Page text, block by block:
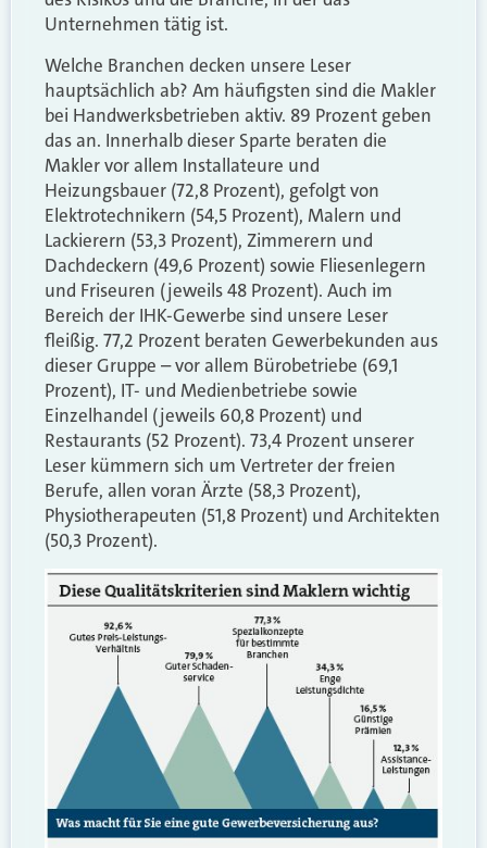
Unternehmen tätig ist.
Welche Branchen decken unsere Leser
hauptsächlich ab? Am häufigsten sind die Makler
bei Handwerksbetrieben aktiv. 89 Prozent geben
das an. Innerhalb dieser Sparte beraten die
Makler vor allem Installateure und
Heizungsbauer (72,8 Prozent), gefolgt von
Elektrotechnikern (54,5 Prozent), Malern und
Lackierern (53,3 Prozent), Zimmerern und
Dachdeckern (49,6 Prozent) sowie Fliesenlegern
und Friseuren (jeweils 48 Prozent). Auch im
Bereich der IHK-Gewerbe sind unsere Leser
fleißig. 77,2 Prozent beraten Gewerbekunden aus
dieser Gruppe – vor allem Bürobetriebe (69,1
Prozent), IT- und Medienbetriebe sowie
Einzelhandel (jeweils 60,8 Prozent) und
Restaurants (52 Prozent). 73,4 Prozent unserer
Leser kümmern sich um Vertreter der freien
Berufe, allen voran Ärzte (58,3 Prozent),
Physiotherapeuten (51,8 Prozent) und Architekten
(50,3 Prozent).